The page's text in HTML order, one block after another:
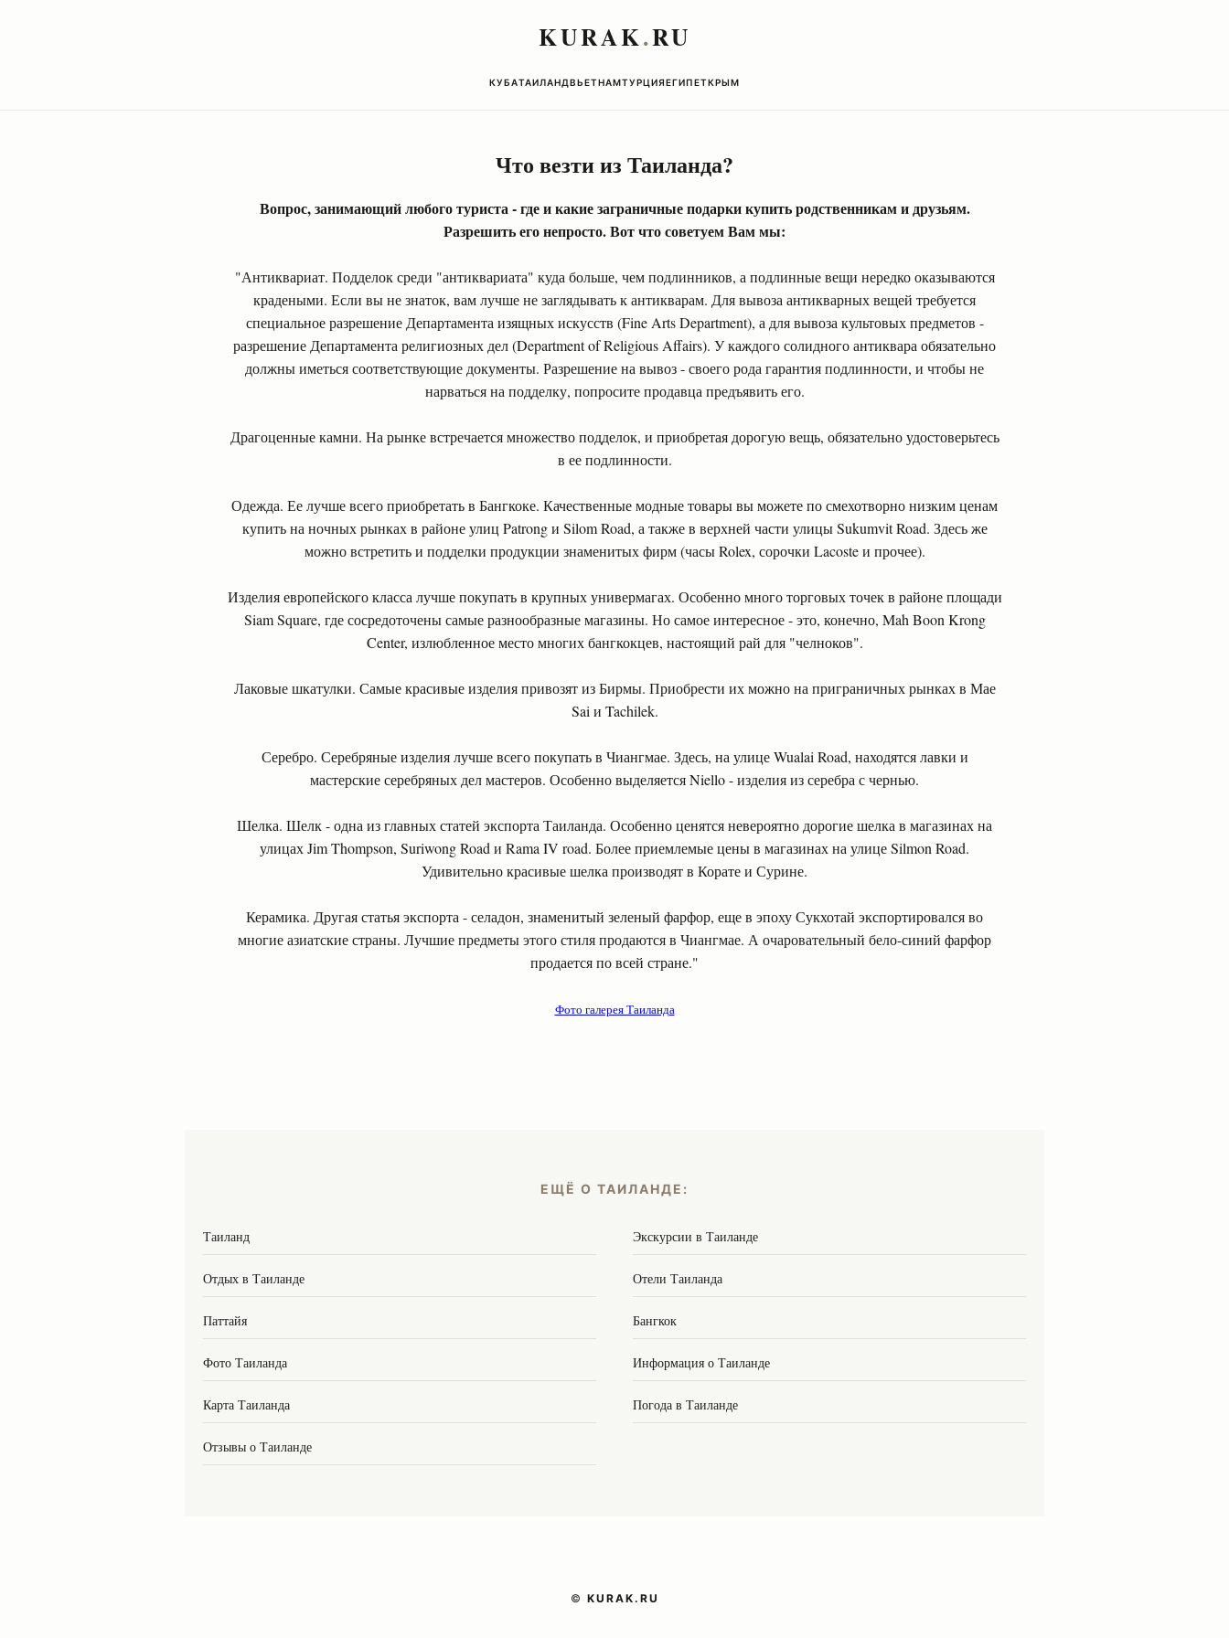
KURAK.RU
КУБАТАИЛАНДВЬЕТНАМТУРЦИЯЕГИПЕТКРЫМ
Что везти из Таиланда?
Вопрос, занимающий любого туриста - где и какие заграничные подарки купить родственникам и друзьям.
Разрешить его непросто. Вот что советуем Вам мы:
"Антиквариат. Подделок среди "антиквариата" куда больше, чем подлинников, а подлинные вещи нередко оказываются
крадеными. Если вы не знаток, вам лучше не заглядывать к антикварам. Для вывоза антикварных вещей требуется
специальное разрешение Департамента изящных искусств (Fine Arts Department), а для вывоза культовых предметов -
разрешение Департамента религиозных дел (Department of Religious Affairs). У каждого солидного антиквара обязательно
должны иметься соответствующие документы. Разрешение на вывоз - своего рода гарантия подлинности, и чтобы не
нарваться на подделку, попросите продавца предъявить его.
Драгоценные камни. На рынке встречается множество подделок, и приобретая дорогую вещь, обязательно удостоверьтесь
в ее подлинности.
Одежда. Ее лучше всего приобретать в Бангкоке. Качественные модные товары вы можете по смехотворно низким ценам
купить на ночных рынках в районе улиц Patrong и Silom Road, а также в верхней части улицы Sukumvit Road. Здесь же
можно встретить и подделки продукции знаменитых фирм (часы Rolex, сорочки Lacoste и прочее).
Изделия европейского класса лучше покупать в крупных универмагах. Особенно много торговых точек в районе площади
Siam Square, где сосредоточены самые разнообразные магазины. Но самое интересное - это, конечно, Mah Boon Krong
Center, излюбленное место многих бангкокцев, настоящий рай для "челноков".
Лаковые шкатулки. Самые красивые изделия привозят из Бирмы. Приобрести их можно на приграничных рынках в Мае
Sai и Tachilek.
Серебро. Серебряные изделия лучше всего покупать в Чиангмае. Здесь, на улице Wualai Road, находятся лавки и
мастерские серебряных дел мастеров. Особенно выделяется Niello - изделия из серебра с чернью.
Шелка. Шелк - одна из главных статей экспорта Таиланда. Особенно ценятся невероятно дорогие шелка в магазинах на
улицах Jim Thompson, Suriwong Road и Rama IV road. Более приемлемые цены в магазинах на улице Silmon Road.
Удивительно красивые шелка производят в Корате и Сурине.
Керамика. Другая статья экспорта - селадон, знаменитый зеленый фарфор, еще в эпоху Сукхотай экспортировался во
многие азиатские страны. Лучшие предметы этого стиля продаются в Чиангмае. А очаровательный бело-синий фарфор
продается по всей стране."
Фото галерея Таиланда
ЕЩЁ О ТАИЛАНДЕ:
Таиланд Экскурсии в Таиланде
Отдых в Таиланде Отели Таиланда
Паттайя Бангкок
Фото Таиланда Информация о Таиланде
Карта Таиланда Погода в Таиланде
Отзывы о Таиланде
© KURAK.RU